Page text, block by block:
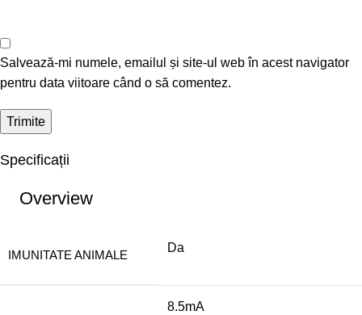
Salvează-mi numele, emailul și site-ul web în acest navigator
pentru data viitoare când o să comentez.
Specificații
Overview
IMUNITATE ANIMALE
Da
8.5mA